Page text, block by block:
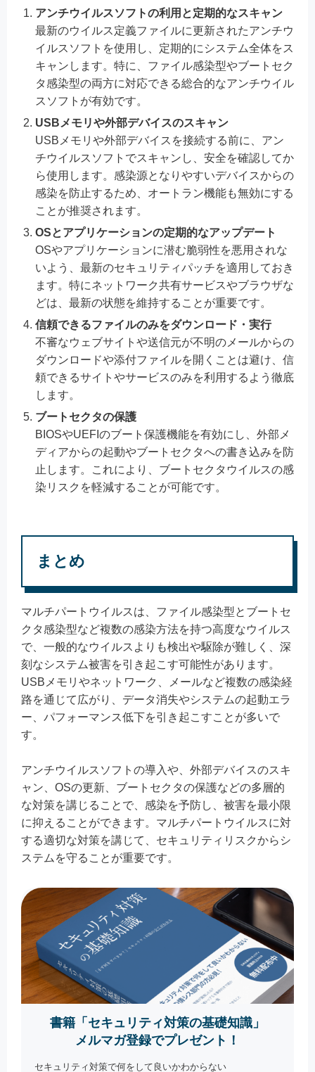
アンチウイルスソフトの利用と定期的なスキャン
最新のウイルス定義ファイルに更新されたアンチウ
イルスソフトを使用し、定期的にシステム全体をス
キャンします。特に、ファイル感染型やブートセク
タ感染型の両方に対応できる総合的なアンチウイル
スソフトが有効です。
USBメモリや外部デバイスのスキャン
USBメモリや外部デバイスを接続する前に、アン
チウイルスソフトでスキャンし、安全を確認してか
ら使用します。感染源となりやすいデバイスからの
感染を防止するため、オートラン機能も無効にする
ことが推奨されます。
OSとアプリケーションの定期的なアップデート
OSやアプリケーションに潜む脆弱性を悪用されな
いよう、最新のセキュリティパッチを適用しておき
ます。特にネットワーク共有サービスやブラウザな
どは、最新の状態を維持することが重要です。
信頼できるファイルのみをダウンロード・実行
不審なウェブサイトや送信元が不明のメールからの
ダウンロードや添付ファイルを開くことは避け、信
頼できるサイトやサービスのみを利用するよう徹底
します。
ブートセクタの保護
BIOSやUEFIのブート保護機能を有効にし、外部メ
ディアからの起動やブートセクタへの書き込みを防
止します。これにより、ブートセクタウイルスの感
染リスクを軽減することが可能です。
まとめ
マルチパートウイルスは、ファイル感染型とブートセ
クタ感染型など複数の感染方法を持つ高度なウイルス
で、一般的なウイルスよりも検出や駆除が難しく、深
刻なシステム被害を引き起こす可能性があります。
USBメモリやネットワーク、メールなど複数の感染経
路を通じて広がり、データ消失やシステムの起動エラ
ー、パフォーマンス低下を引き起こすことが多いで
す。
アンチウイルスソフトの導入や、外部デバイスのスキ
ャン、OSの更新、ブートセクタの保護などの多層的
な対策を講じることで、感染を予防し、被害を最小限
に抑えることができます。マルチパートウイルスに対
する適切な対策を講じて、セキュリティリスクからシ
ステムを守ることが重要です。
書籍「セキュリティ対策の基礎知識」
メルマガ登録でプレゼント！
セキュリティ対策で何をして良いかわからない